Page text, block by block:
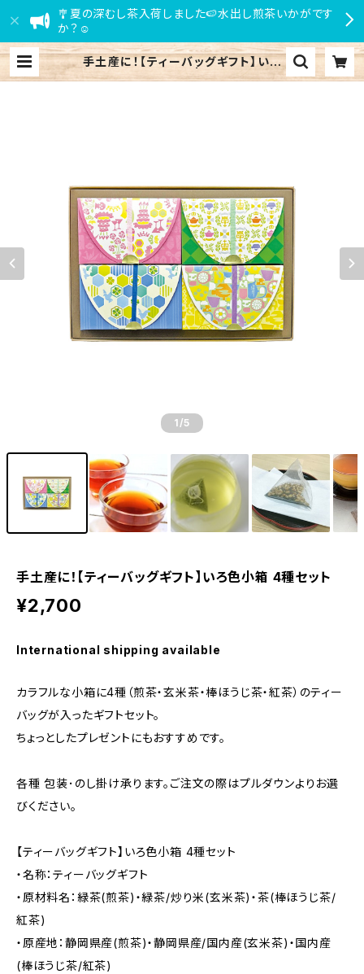
🎐夏の深むし茶入荷しました🍉水出し煎茶いかがです
か？☺
手土産に！【ティーバッグギフト】いろ
色小箱 4種セット | 小田原 江嶋
1 /5
手土産に！【ティーバッグギフト】いろ色小箱 4種セット
¥2,700
International shipping available
カラフルな小箱に4種（煎茶・玄米茶・棒ほうじ茶・紅茶）のティー
バッグが入ったギフトセット。
ちょっとしたプレゼントにもおすすめです。
各種 包装･のし掛け承ります。ご注文の際はプルダウンよりお選
びください。
【ティーバッグギフト】いろ色小箱 4種セット
・名称：ティーバッグギフト
・原材料名：緑茶(煎茶)・緑茶/炒り米(玄米茶)・茶(棒ほうじ茶/
紅茶)
・原産地：静岡県産(煎茶)・静岡県産/国内産(玄米茶)・国内産
(棒ほうじ茶/紅茶)